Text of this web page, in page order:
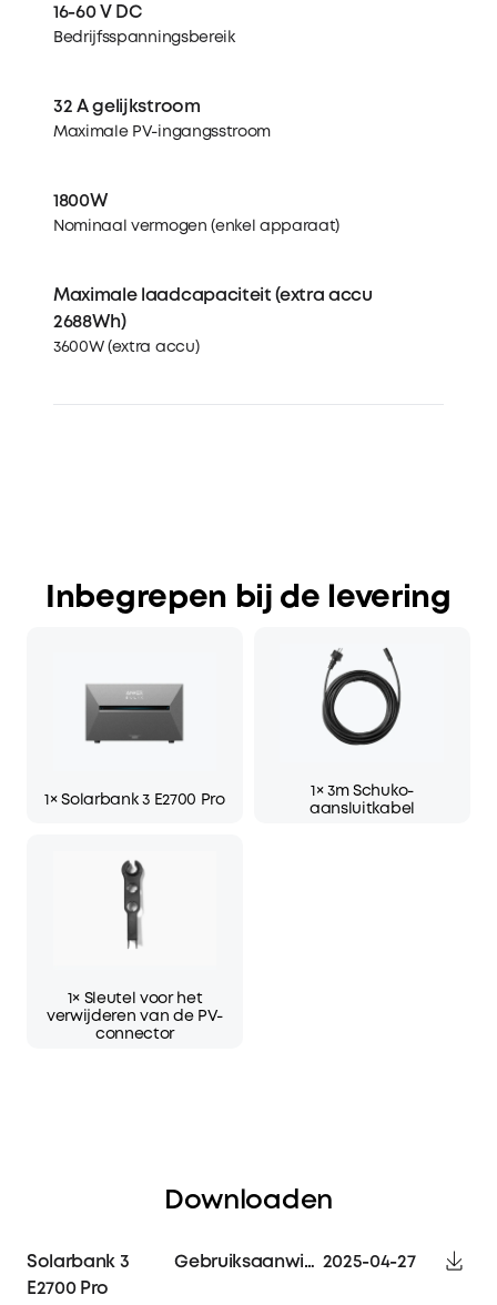
16-60 V DC
Bedrijfsspanningsbereik
32 A gelijkstroom
Maximale PV-ingangsstroom
1800W
Nominaal vermogen (enkel apparaat)
Maximale laadcapaciteit (extra accu
2688Wh)
3600W (extra accu)
Inbegrepen bij de levering
1× Solarbank 3 E2700 Pro
1× 3m Schuko-
aansluitkabel
1× Sleutel voor het
verwijderen van de PV-
connector
Downloaden
Solarbank 3
E2700 Pro
Gebruiksaanwijzing 2025-04-27